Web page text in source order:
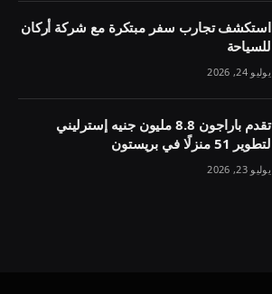
استكشف تجارب سفر مبتكرة مع شركة أركان
للسياحة
يوليو 24, 2026
تقدم باراجون 8.8 مليون جنيه إسترليني
لتطوير 51 منزلًا في بريستون
يوليو 23, 2026